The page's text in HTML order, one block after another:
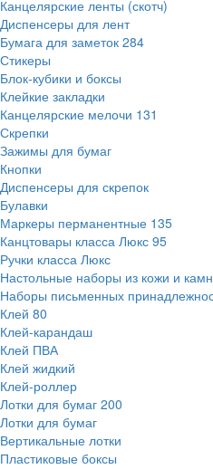
Канцелярские ленты (скотч)
Диспенсеры для лент
Бумага для заметок 284
Стикеры
Блок-кубики и боксы
Клейкие закладки
Канцелярские мелочи 131
Скрепки
Зажимы для бумаг
Кнопки
Диспенсеры для скрепок
Булавки
Маркеры перманентные 135
Канцтовары класса Люкс 95
Ручки класса Люкс
Настольные наборы из кожи и
Наборы письменных
Клей 80
Клей-карандаш
Клей ПВА
Клей жидкий
Клей-роллер
Лотки для бумаг 200
Лотки для бумаг
Вертикальные лотки
Пластиковые боксы